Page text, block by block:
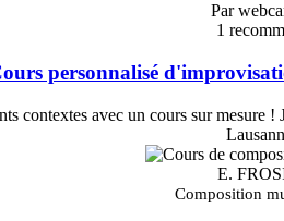
Par
1
personnalisé
contextes avec un cours sur
E.
Composition